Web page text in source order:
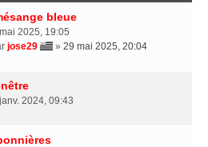
bleue
2025, 19:05
jose29 » 29 mai 2025, 20:04
2024, 09:43